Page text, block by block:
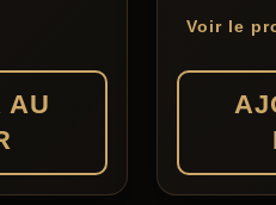
AU
Voir le